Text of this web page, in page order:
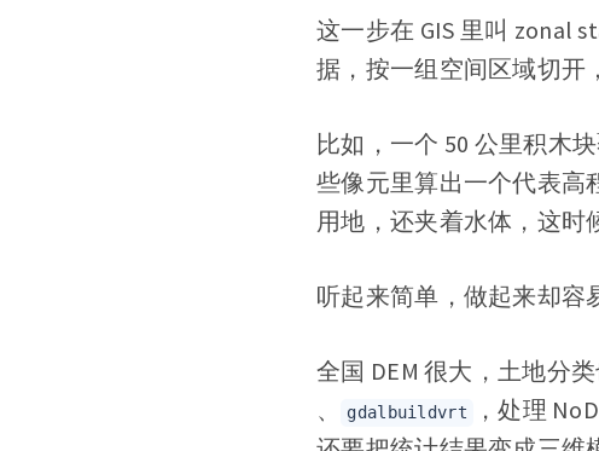
这一步在 GIS 里叫 zonal
据，按一组空间区域切开
比如，一个 50 公里积木
些像元里算出一个代表高
用地，还夹着水体，这时
听起来简单，做起来却容
全国 DEM 很大，土地分
、 gdalbuildvrt
，处理